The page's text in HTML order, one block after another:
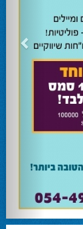
24.02.24
ביום
העיר.
ואילו שמעון
23.10.24
או לא?שמירה
במגזין